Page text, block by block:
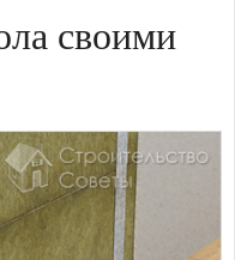
своими